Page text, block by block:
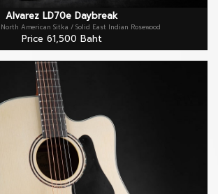
Alvarez LD70e Daybreak
American Sitka / Solid East Indian Rosewood
Price 61,500 Baht